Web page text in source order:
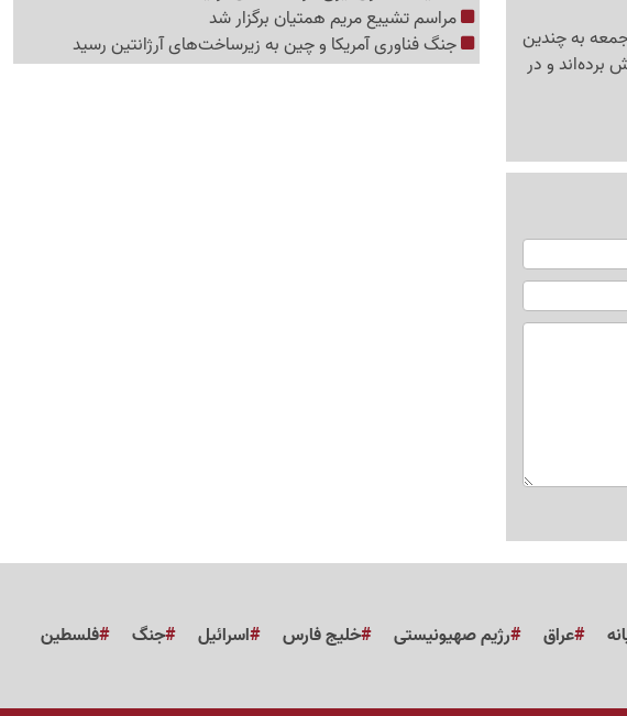
جمعه به چندین
برده‌اند و در
مراسم تشییع مریم همتیان برگزار شد
جنگ فناوری آمریکا و چین به زیرساخت‌های آرژانتین رسید
عراق رژیم صهیونیستی خلیج فارس اسرائیل جنگ
فلسطین